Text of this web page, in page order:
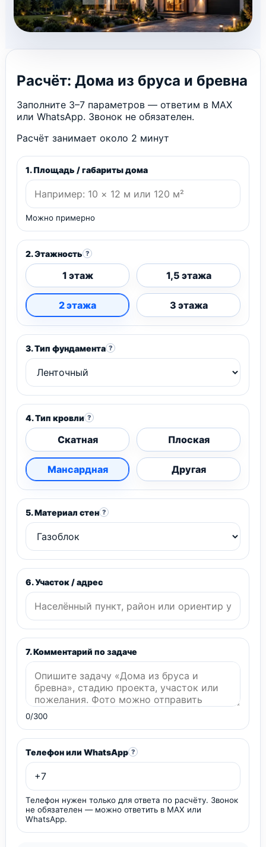
Расчёт: Дома из бруса и бревна
Заполните 3–7 параметров — ответим в MAX
или WhatsApp. Звонок не обязателен.
Расчёт занимает около 2 минут
1. Площадь / габариты дома
Можно примерно
2. Этажность ?
1 этаж 1,5 этажа
2 этажа 3 этажа
3. Тип фундамента ?
4. Тип кровли ?
Скатная Плоская
Мансардная Другая
5. Материал стен ?
6. Участок / адрес
7. Комментарий по задаче
0/300
Телефон или WhatsApp ?
Телефон нужен только для ответа по расчёту. Звонок
не обязателен — можно ответить в MAX или
WhatsApp.